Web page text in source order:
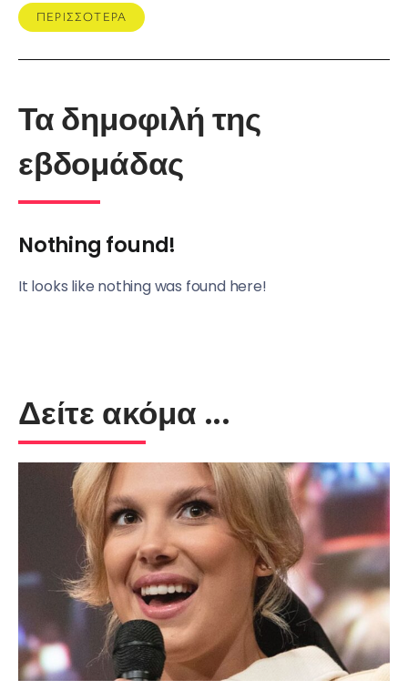
ΠΕΡΙΣΣΟΤΕΡΑ
Τα δημοφιλή της
εβδομάδας
Nothing found!
It looks like nothing was found here!
Δείτε ακόμα ...